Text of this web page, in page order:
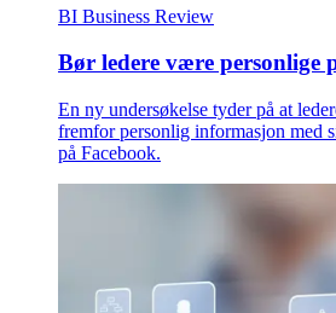
BI Business Review
Bør ledere være personlige
En ny undersøkelse tyder på at
fremfor personlig informasjon med
på Facebook.